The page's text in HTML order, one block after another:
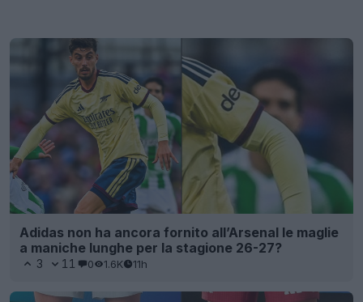
Adidas non ha ancora fornito all’Arsenal le maglie
a maniche lunghe per la stagione 26-27?
3 11 0 1.6K 11h